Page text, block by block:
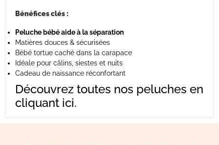
Bénéfices clés :
Peluche bébé aide à la séparation
Matières douces & sécurisées
Bébé tortue caché dans la carapace
Idéale pour câlins, siestes et nuits
Cadeau de naissance réconfortant
Découvrez toutes nos peluches en
cliquant ici.